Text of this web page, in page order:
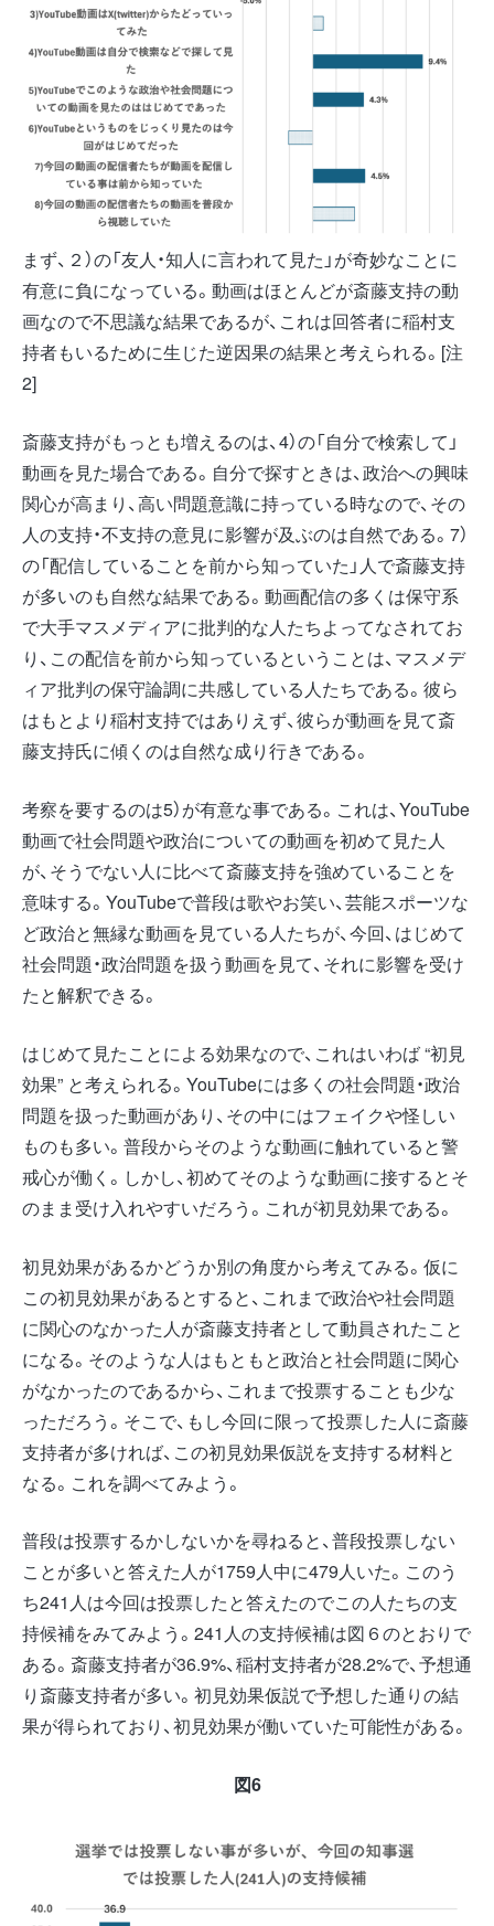
まず、２）の「友人・知人に言われて見た」が奇妙なことに
有意に負になっている。動画はほとんどが斎藤支持の動
画なので不思議な結果であるが、これは回答者に稲村支
持者もいるために生じた逆因果の結果と考えられる。[注
2]
斎藤支持がもっとも増えるのは、4）の「自分で検索して」
動画を見た場合である。自分で探すときは、政治への興味
関心が高まり、高い問題意識に持っている時なので、その
人の支持・不支持の意見に影響が及ぶのは自然である。7）
の「配信していることを前から知っていた」人で斎藤支持
が多いのも自然な結果である。動画配信の多くは保守系
で大手マスメディアに批判的な人たちよってなされてお
り、この配信を前から知っているということは、マスメデ
ィア批判の保守論調に共感している人たちである。彼ら
はもとより稲村支持ではありえず、彼らが動画を見て斎
藤支持氏に傾くのは自然な成り行きである。
考察を要するのは5）が有意な事である。これは、YouTube
動画で社会問題や政治についての動画を初めて見た人
が、そうでない人に比べて斎藤支持を強めていることを
意味する。YouTubeで普段は歌やお笑い、芸能スポーツな
ど政治と無縁な動画を見ている人たちが、今回、はじめて
社会問題・政治問題を扱う動画を見て、それに影響を受け
たと解釈できる。
はじめて見たことによる効果なので、これはいわば “初見
効果” と考えられる。YouTubeには多くの社会問題・政治
問題を扱った動画があり、その中にはフェイクや怪しい
ものも多い。普段からそのような動画に触れていると警
戒心が働く。しかし、初めてそのような動画に接するとそ
のまま受け入れやすいだろう。これが初見効果である。
初見効果があるかどうか別の角度から考えてみる。仮に
この初見効果があるとすると、これまで政治や社会問題
に関心のなかった人が斎藤支持者として動員されたこと
になる。そのような人はもともと政治と社会問題に関心
がなかったのであるから、これまで投票することも少な
っただろう。そこで、もし今回に限って投票した人に斎藤
支持者が多ければ、この初見効果仮説を支持する材料と
なる。これを調べてみよう。
普段は投票するかしないかを尋ねると、普段投票しない
ことが多いと答えた人が1759人中に479人いた。このう
ち241人は今回は投票したと答えたのでこの人たちの支
持候補をみてみよう。241人の支持候補は図６のとおりで
ある。斎藤支持者が36.9%、稲村支持者が28.2%で、予想通
り斎藤支持者が多い。初見効果仮説で予想した通りの結
果が得られており、初見効果が働いていた可能性がある。
図6